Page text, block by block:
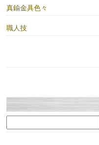
真鍮金具色々
職人技
索: